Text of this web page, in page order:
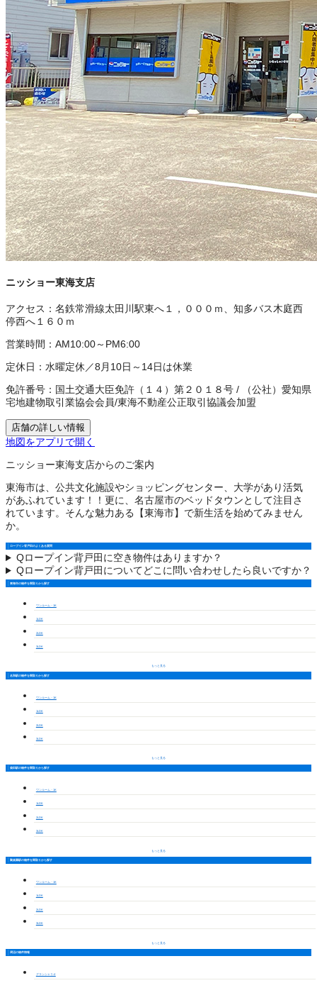
ニッショー東海支店
アクセス： 名鉄常滑線太田川駅東へ１，０００ｍ、知多バス木庭西
停西へ１６０ｍ
営業時間： AM10:00～PM6:00
定休日： 水曜定休／8月10日～14日は休業
免許番号： 国土交通大臣免許（１４）第２０１８号 /
（公社）愛知県
宅地建物取引業協会会員/東海不動産公正取引協議会加盟
店舗の詳しい情報
地図をアプリで開く
ニッショー東海支店からのご案内
東海市は、公共文化施設やショッピングセンター、大学があり活気
があふれています！！更に、名古屋市のベッドタウンとして注目さ
れています。そんな魅力ある【東海市】で新生活を始めてみません
か。
ロープイン背戸田のよくある質問
Qロープイン背戸田に空き物件はありますか？
Qロープイン背戸田についてどこに問い合わせしたら良いですか？
東海市の物件を間取りから探す
ワンルーム・1K
1LDK
2LDK
3LDK
もっと見る
名和駅の物件を間取りから探す
ワンルーム・1K
1LDK
2LDK
3LDK
もっと見る
柴田駅の物件を間取りから探す
ワンルーム・1K
1LDK
2LDK
3LDK
もっと見る
聚楽園駅の物件を間取りから探す
ワンルーム・1K
1LDK
2LDK
3LDK
もっと見る
周辺の物件情報
グランシャリオ